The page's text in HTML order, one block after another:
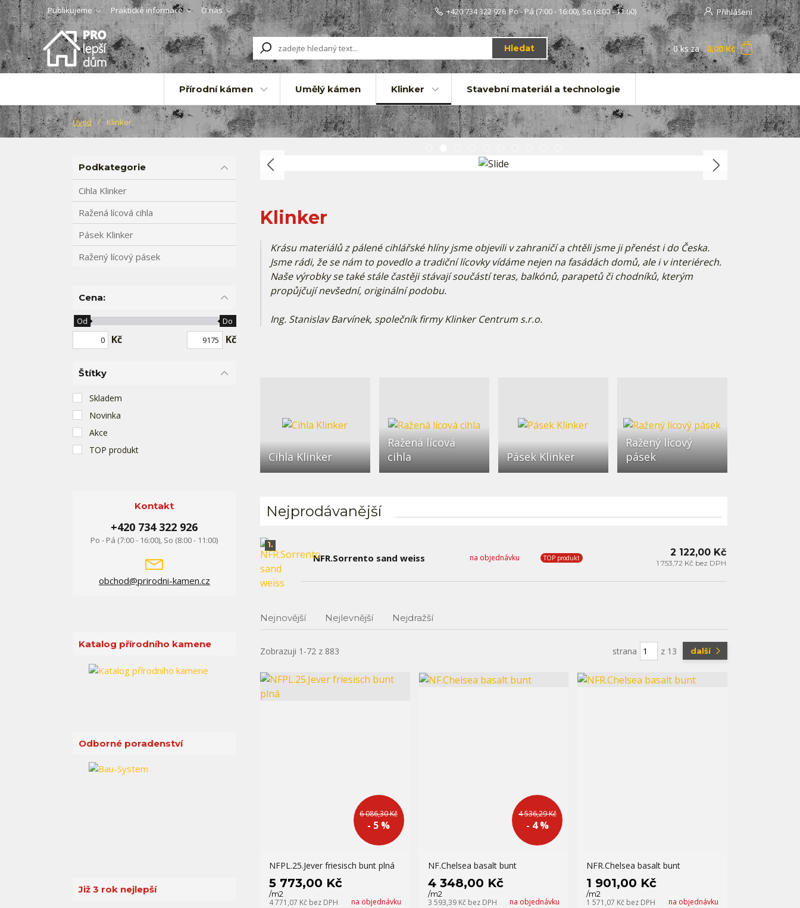
Publikujeme Praktické informace O nás Přihlášení
Hledat
+420 734 322 926 Po - Pá (7:00 - 16:00), So (8:00 - 11:00)
0ksza 0,00 Kč
Přírodní kámen Umělý kámen Klinker Stavební materiál a technologie
Úvod Klinker
Klinker
Krásu materiálů z pálené cihlářské hlíny jsme objevili v zahraničí a chtěli jsme ji přenést i do Česka.
Jsme rádi, že se nám to povedlo a tradiční lícovky vídáme nejen na fasádách domů, ale i v interiérech.
Naše výrobky se také stále častěji stávají součástí teras, balkónů, parapetů či chodníků, kterým
propůjčují nevšední, originální podobu.
Ing. Stanislav Barvínek, společník firmy Klinker Centrum s.r.o.
Cihla Klinker
Ražená lícová
cihla
Pásek Klinker
Ražený lícový
pásek
Nejprodávanější
1.
NFR.Sorrento sand weiss na objednávku TOP produkt 2 122,00 Kč
1 753,72 Kč bez DPH
Nejnovější Nejlevnější Nejdražší
Zobrazuji 1-72 z 883 strana z 13 další
6 086,30 Kč
- 5 %
NFPL.25.Jever friesisch bunt plná
5 773,00 Kč
/m2
4 771,07 Kč bez DPH na objednávku
4 536,29 Kč
- 4 %
NF.Chelsea basalt bunt
4 348,00 Kč
/m2
3 593,39 Kč bez DPH na objednávku
NFR.Chelsea basalt bunt
1 901,00 Kč
/m2
1 571,07 Kč bez DPH na objednávku
Podkategorie
Cihla Klinker
Ražená lícová cihla
Pásek Klinker
Ražený lícový pásek
Cena:
Kč
Od Do
Kč
Štítky
Skladem
Novinka
Akce
TOP produkt
Kontakt
+420 734 322 926
Po - Pá (7:00 - 16:00), So (8:00 - 11:00)
obchod@prirodni-kamen.cz
Katalog přírodního kamene
Odborné poradenství
Již 3 rok nejlepší